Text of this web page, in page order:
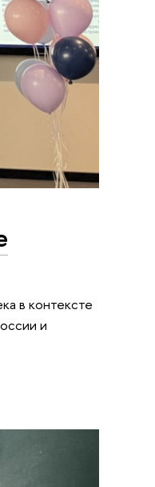
в контексте
и